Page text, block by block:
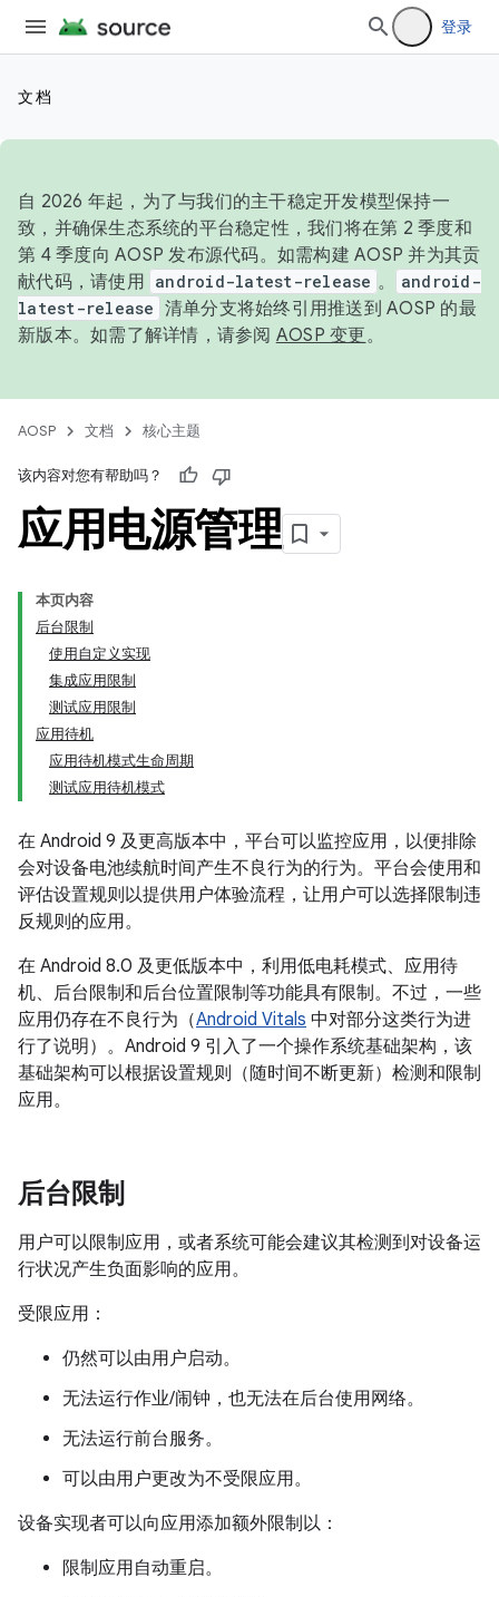
登录
文档
自 2026 年起，为了与我们的主干稳定开发模型保持一
致，并确保生态系统的平台稳定性，我们将在第 2 季度和
第 4 季度向 AOSP 发布源代码。如需构建 AOSP 并为其贡
献代码，请使用 android-latest-release 。
android-
latest-release 清单分支将始终引用推送到 AOSP 的最
新版本。如需了解详情，请参阅 AOSP 变更。
AOSP 文档 核心主题
该内容对您有帮助吗？
应用电源管理
本页内容
后台限制
使用自定义实现
集成应用限制
测试应用限制
应用待机
应用待机模式生命周期
测试应用待机模式
在 Android 9 及更高版本中，平台可以监控应用，以便排除
会对设备电池续航时间产生不良行为的行为。平台会使用和
评估设置规则以提供用户体验流程，让用户可以选择限制违
反规则的应用。
在 Android 8.0 及更低版本中，利用低电耗模式、应用待
机、后台限制和后台位置限制等功能具有限制。不过，一些
应用仍存在不良行为（Android Vitals 中对部分这类行为进
行了说明）。Android 9 引入了一个操作系统基础架构，该
基础架构可以根据设置规则（随时间不断更新）检测和限制
应用。
后台限制
用户可以限制应用，或者系统可能会建议其检测到对设备运
行状况产生负面影响的应用。
受限应用：
仍然可以由用户启动。
无法运行作业/闹钟，也无法在后台使用网络。
无法运行前台服务。
可以由用户更改为不受限应用。
设备实现者可以向应用添加额外限制以：
限制应用自动重启。